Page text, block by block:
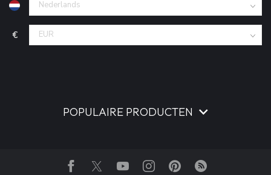
€
POPULAIRE PRODUCTEN